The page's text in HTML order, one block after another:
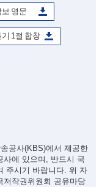
영문
1절 합창
공사(KBS)에서 제공한
사에 있으며, 반드시 국
주시기 바랍니다. 위 자
저작권위원회 공유마당